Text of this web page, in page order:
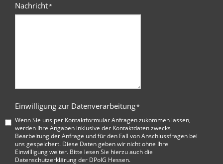
Nachricht*
Einwilligung zur Datenverarbeitung*
Wenn Sie uns per Kontaktformular Anfragen zukommen lassen,
werden Ihre Angaben inklusive der Kontaktdaten zwecks
Bearbeitung der Anfrage und für den Fall von Anschlussfragen bei
uns gespeichert. Diese Daten geben wir nicht ohne Ihre
Einwilligung weiter. Bitte lesen Sie hierzu auch die
Datenschutzerklärung der DPolG Hessen.